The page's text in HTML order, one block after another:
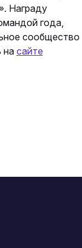
Награду
года,
сообщество
на сайте